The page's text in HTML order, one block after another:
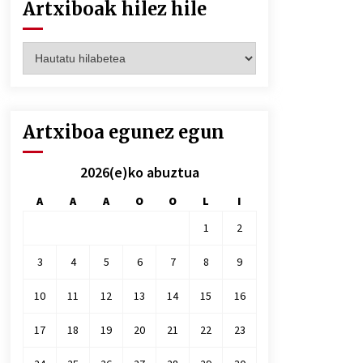
Artxiboak hilez hile
hilez
Artxiboa egunez egun
2026(e)ko abuztua
A A A O O L
I
1
2
3 4 5 6 7 8 9
10 11 12 13 14 15 16
17 18 19 20 21 22 23